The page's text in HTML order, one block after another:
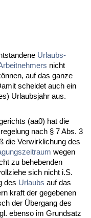
Ur­laubs­
nicht
auf das gan­ze
schei­det auch ein
Ur­laubs­jahr aus.
(aa0) hat die
nach § 7 Abs. 3
die Ver­wirk­li­chung des
we­gen
zu be­he­ben­den
sich nicht i.S.
des Ur­laubs auf das
kraft der ge­ge­be­nen
der Über­gang des
eben­so im Grund­satz